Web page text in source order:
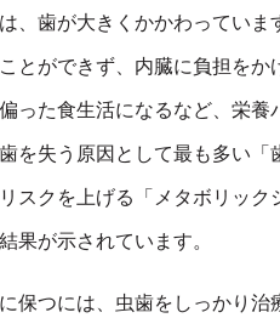
、歯が大きくかかわっていま
とができず、内臓に負担をか
った食生活になるなど、栄養
を失う原因として最も多い「
スクを上げる「メタボリック
果が示されています。
保つには、虫歯をしっかり治